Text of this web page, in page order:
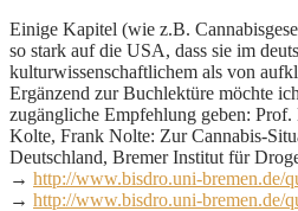
Einige Kapitel (wie z.B.
so stark auf die USA, dass sie im
kulturwissenschaftlichem als von
Ergänzend zur Buchlektüre möchte
zugängliche Empfehlung geben:
Kolte, Frank Nolte: Zur Cannabis-
Deutschland, Bremer Institut für
→ http://www.bisdro.uni-bremen.de/
→ http://www.bisdro.uni-bremen.de/